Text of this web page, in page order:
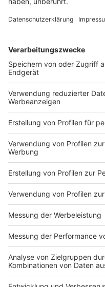
abtropfen lassen.
Sardellenfilet
Limette in dünne
Anrichten jeweils
eingewickelten
Anzeige
Das ist der Kitchen
Anzeige
Bei euch läuft das
Küche im Radio.
exklusiv in seinen
er uns täglich mit
Nachkochen oder
uns mit in seine Küche
Geheimnisse eines